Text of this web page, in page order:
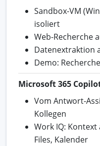
Sandbox-VM
isoliert
Web-Recherche
Datenextraktion
Demo:
Microsoft 365
Vom Antwort-
Kollegen
Work IQ: Kontext
Files, Kalender